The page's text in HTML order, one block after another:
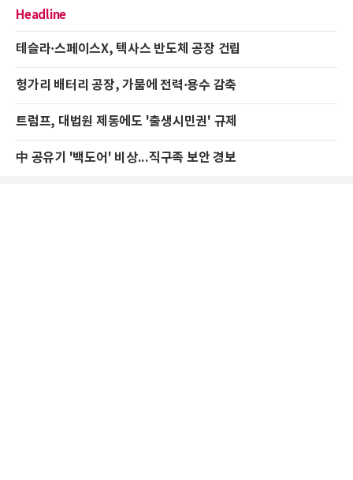
Headline
테슬라·스페이스X, 텍사스 반도체 공장 건립
헝가리 배터리 공장, 가뭄에 전력·용수 감축
트럼프, 대법원 제동에도 '출생시민권' 규제
中 공유기 '백도어' 비상...직구족 보안 경보